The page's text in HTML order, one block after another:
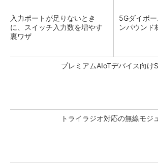
入力ポートが足りないとき
に、スイッチ入力数を増やす
裏ワザ
5Gダイポ
ンパウンド
プレミアムAIoTデバイス向け
トライラジオ対応の無線モジ